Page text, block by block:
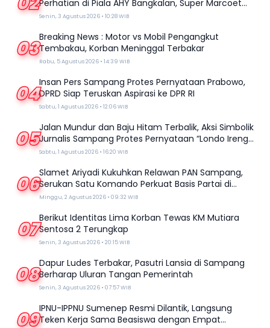
Perhatian di Piala AHY Bangkalan, Super Marcoet
Juara 1 Galatama
Senin, 3 Agustus 2026 • 10:28 WIB
03Breaking News : Motor vs Mobil Pengangkut
Tembakau, Korban Meninggal Terbakar
Rabu, 5 Agustus 2026 • 14:39 WIB
04Insan Pers Sampang Protes Pernyataan Prabowo,
DPRD Siap Teruskan Aspirasi ke DPR RI
Sabtu, 1 Agustus 2026 • 12:06 WIB
05Jalan Mundur dan Baju Hitam Terbalik, Aksi Simbolik
Jurnalis Sampang Protes Pernyataan “Londo Ireng”
Prabowo
Sabtu, 1 Agustus 2026 • 16:20 WIB
06Slamet Ariyadi Kukuhkan Relawan PAN Sampang,
Serukan Satu Komando Perkuat Basis Partai di
Madura
Minggu, 2 Agustus 2026 • 09:32 WIB
07Berikut Identitas Lima Korban Tewas KM Mutiara
Sentosa 2 Terungkap
Senin, 3 Agustus 2026 • 20:15 WIB
08Dapur Ludes Terbakar, Pasutri Lansia di Sampang
Berharap Uluran Tangan Pemerintah
Senin, 3 Agustus 2026 • 07:57 WIB
09IPNU-IPPNU Sumenep Resmi Dilantik, Langsung
Teken Kerja Sama Beasiswa dengan Empat